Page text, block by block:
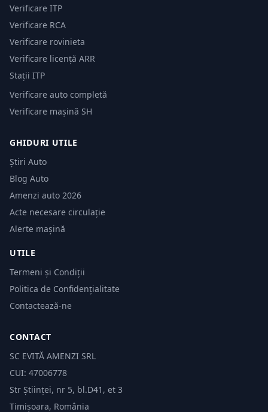
Verificare ITP
Verificare RCA
Verificare rovinieta
Verificare licență ARR
Stații ITP
Verificare auto completă
Verificare mașină SH
GHIDURI UTILE
Știri Auto
Blog Auto
Amenzi auto 2026
Acte necesare circulație
Alerte mașină
UTILE
Termeni și Condiții
Politica de Confidențialitate
Contactează-ne
CONTACT
SC EVITĂ AMENZI SRL
CUI: 47006778
Str Științei, nr 5, bl.D41, et 3
Timișoara, România